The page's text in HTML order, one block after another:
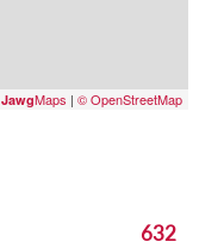
JawgMaps | © OpenStreetMap
632